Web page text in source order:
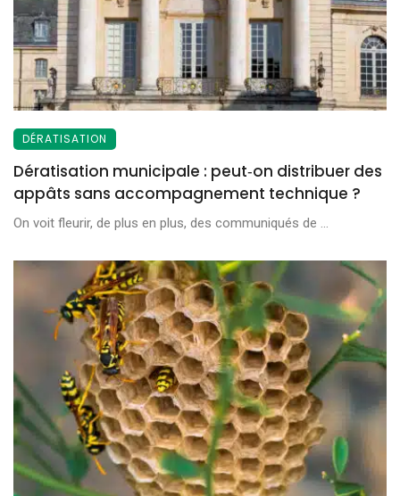
DÉRATISATION
Dératisation municipale : peut‑on distribuer des
appâts sans accompagnement technique ?
On voit fleurir, de plus en plus, des communiqués de ...